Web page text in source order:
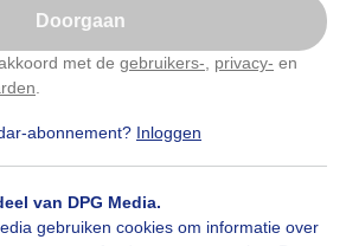
Doorgaan
met de gebruikers- privacy- en
abonnement? Inloggen
van DPG Media.
gebruiken cookies om informatie over
om dit aan te passen